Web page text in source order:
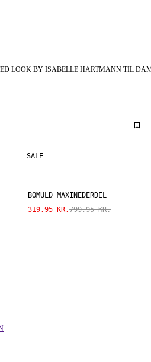
LOOK BY ISABELLE HARTMANN TIL
SALE
BOMULD MAXINEDERDEL
319,95 KR.799,95 KR.